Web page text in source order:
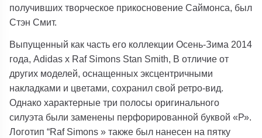
получивших творческое прикосновение Саймонса, был
Стэн Смит.
Выпущенный как часть его коллекции Осень-Зима 2014
года, Adidas x Raf Simons Stan Smith, В отличие от
других моделей, оснащенных эксцентричными
накладками и цветами, сохранил свой ретро-вид.
Однако характерные три полосы оригинального
силуэта были заменены перфорированной буквой «Р».
Логотип “Raf Simons » также был нанесен на пятку